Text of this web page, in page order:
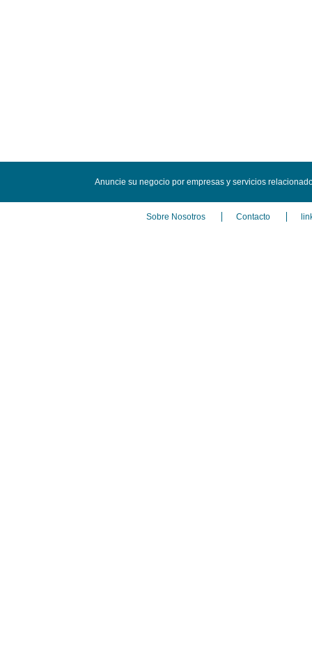
Anuncie su negocio por empresas y servicios
Sobre Nosotros Contacto